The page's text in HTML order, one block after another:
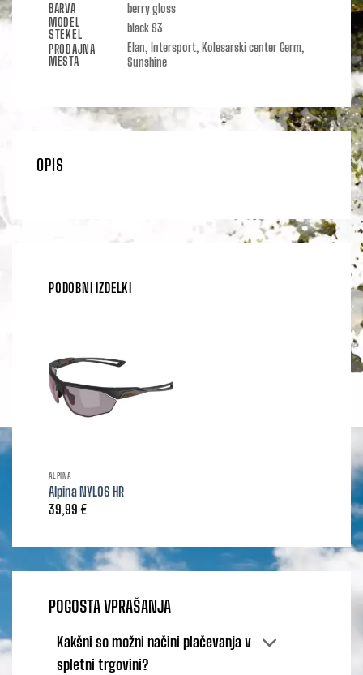
BARVA
berry gloss
MODEL
STEKEL
black S3
PRODAJNA
MESTA
Elan, Intersport, Kolesarski center Germ,
Sunshine
OPIS
PODOBNI IZDELKI
ALPINA
Alpina NYLOS HR
39,99 €
POGOSTA VPRAŠANJA
Kakšni so možni načini plačevanja v
spletni trgovini?